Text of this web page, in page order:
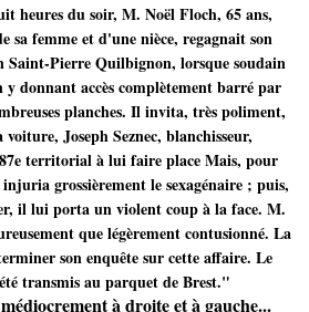
heures du soir, M. Noël Floch, 65 ans,
sa femme et d'une nièce, regagnait son
Saint-Pierre Quilbignon, lorsque soudain
donnant accès complètement barré par
planches. Il invita, très poliment,
Joseph Seznec, blanchisseur,
territorial à lui faire place Mais, pour
grossièrement le sexagénaire ; puis,
il lui porta un violent coup à la face. M.
que légèrement contusionné. La
son enquête sur cette affaire. Le
transmis au parquet de Brest."
à droite et à gauche...